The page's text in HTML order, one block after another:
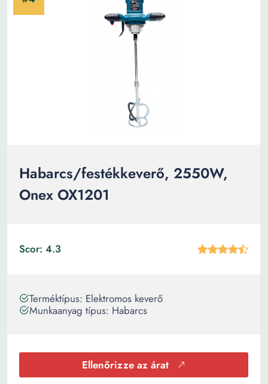
Habarcs/festékkeverő, 2550W,
Onex OX1201
Scor: 4.3
Terméktípus: Elektromos keverő
Munkaanyag típus: Habarcs
Ellenőrizze az árat